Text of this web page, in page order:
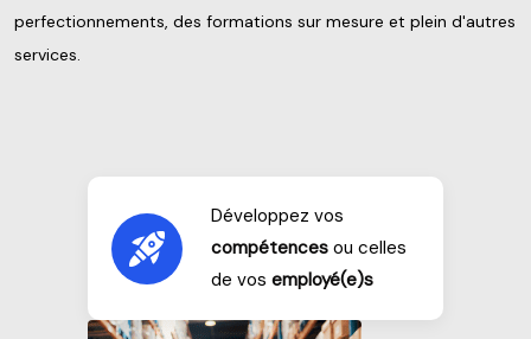
perfectionnements, des formations sur mesure et plein d'autres
services.
Développez vos
compétences ou celles
de vos employé(e)s